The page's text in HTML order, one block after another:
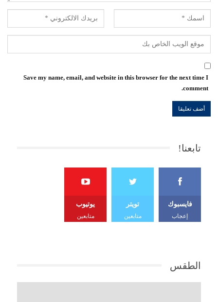
Save my name, email, and website in this browser for the next time I
comment.
تابعنا!
فايسبوك
إعجاب
تويتر
متابعين
يوتيوب
متابعين
الطقس